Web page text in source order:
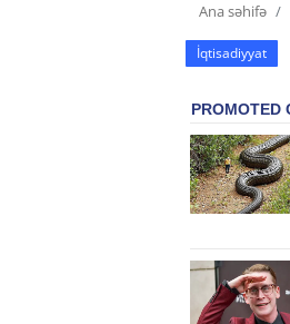
Ana səhifə
İqtisadiyyat